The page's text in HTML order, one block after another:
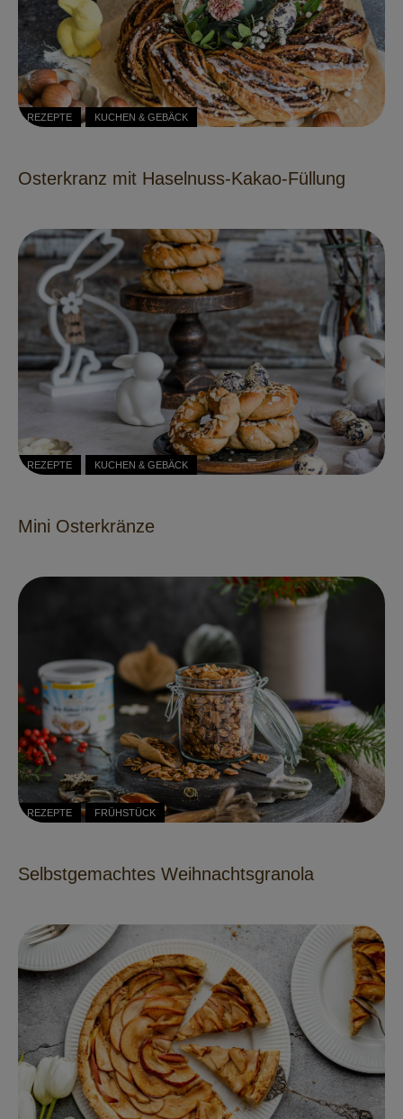
REZEPTE KUCHEN & GEBÄCK
Osterkranz mit Haselnuss-Kakao-Füllung
REZEPTE KUCHEN & GEBÄCK
Mini Osterkränze
REZEPTE FRÜHSTÜCK
Selbstgemachtes Weihnachtsgranola